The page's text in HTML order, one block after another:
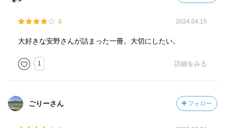
4 2024.04.15
大好きな安野さんが詰まった一冊。大切にしたい。
1 詳細をみる
ごりーさん フォロー